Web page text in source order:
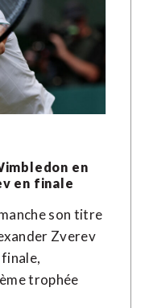
en
en finale
son titre
Zverev
trophée